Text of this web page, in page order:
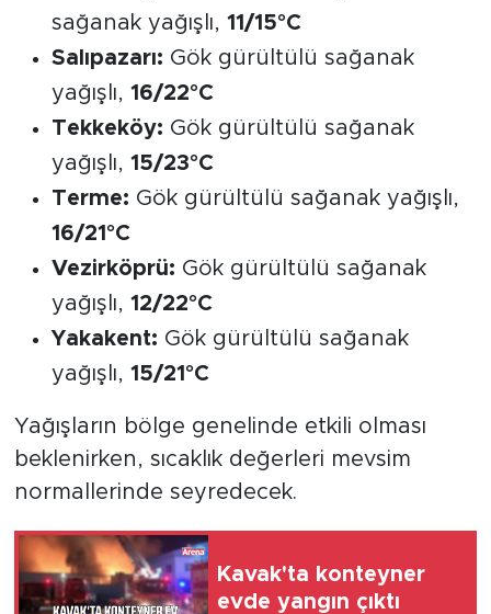
sağanak yağışlı, 11/15°C
Salıpazarı: Gök gürültülü sağanak
yağışlı, 16/22°C
Tekkeköy: Gök gürültülü sağanak
yağışlı, 15/23°C
Terme: Gök gürültülü sağanak yağışlı,
16/21°C
Vezirköprü: Gök gürültülü sağanak
yağışlı, 12/22°C
Yakakent: Gök gürültülü sağanak
yağışlı, 15/21°C
Yağışların bölge genelinde etkili olması
beklenirken, sıcaklık değerleri mevsim
normallerinde seyredecek.
Kavak'ta konteyner
evde yangın çıktı